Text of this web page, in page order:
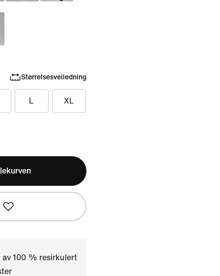
Størrelsesveiledning
L XL
100 % resirkulert